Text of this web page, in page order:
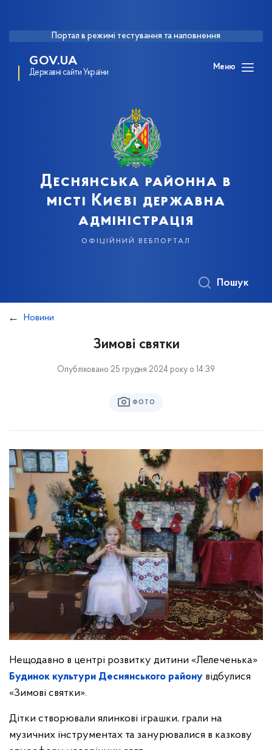
Портал в режимі тестування та наповнення
GOV.UA
Державні сайти України
Меню
Деснянська районна в
місті Києві державна
адміністрація
офіційний вебпортал
Пошук
Новини
Зимові святки
Опубліковано 25 грудня 2024 року о 14:39
ФОТО
Нещодавно в центрі розвитку дитини «Лелеченька»
Будинок культури Деснянського району відбулися
«Зимові святки».
Дітки створювали ялинкові іграшки, грали на
музичних інструментах та занурювалися в казкову